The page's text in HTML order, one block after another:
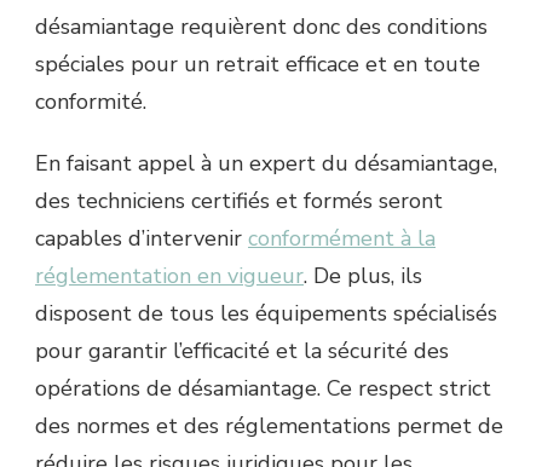
désamiantage requièrent donc des conditions
spéciales pour un retrait efficace et en toute
conformité.
En faisant appel à un expert du désamiantage,
des techniciens certifiés et formés seront
capables d’intervenir conformément à la
réglementation en vigueur. De plus, ils
disposent de tous les équipements spécialisés
pour garantir l’efficacité et la sécurité des
opérations de désamiantage. Ce respect strict
des normes et des réglementations permet de